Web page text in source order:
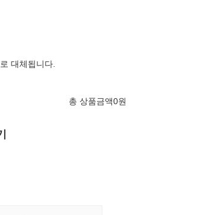
대체됩니다.
총 상품금액0원